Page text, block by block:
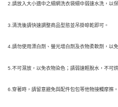
2.請放入大小適中之細網洗衣袋細中弱速水洗，以
3.清洗後請快速調整商品型態並吊掛晾乾即可。
4.請勿使用漂白劑、螢光增白劑及衣物柔軟劑，以
5.不可濕放，以免衣物染色；請弱速輕脫水，不可
6.穿著時，請留意避免與配件包包等他物接觸摩擦。